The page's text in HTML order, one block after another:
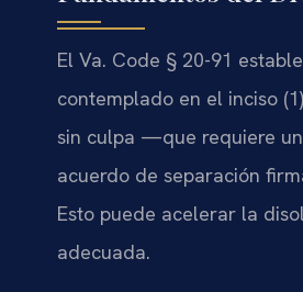
El Va. Code § 20-91
contemplado en el inciso
sin culpa —que requiere un
acuerdo de separación
Esto puede acelerar la
adecuada.